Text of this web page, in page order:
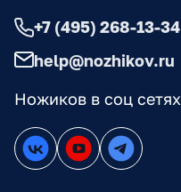
Ножиков в соц сетях
+7 (495) 268-13-34
help@nozhikov.ru